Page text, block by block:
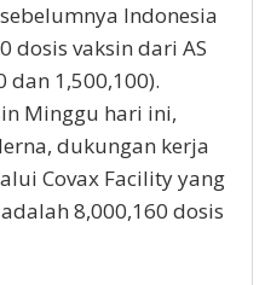
Indonesia
dosis vaksin dari AS
dan 1,500,100).
Minggu hari ini,
dukungan kerja
Covax Facility yang
8,000,160 dosis